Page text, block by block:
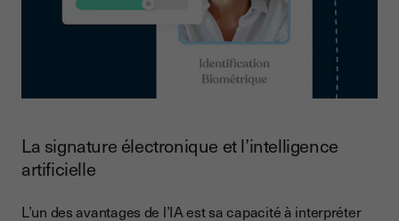
La signature électronique et l’intelligence
artificielle
L’un des avantages de l’IA est sa capacité à interpréter